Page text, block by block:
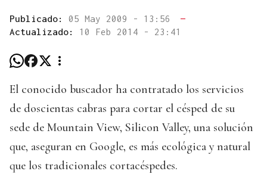
Publicado: 05 May 2009 - 13:56
—
Actualizado: 10 Feb 2014 - 23:41
El conocido buscador ha contratado los servicios
de doscientas cabras para cortar el césped de su
sede de Mountain View, Silicon Valley, una solución
que, aseguran en Google, es más ecológica y natural
que los tradicionales cortacéspedes.